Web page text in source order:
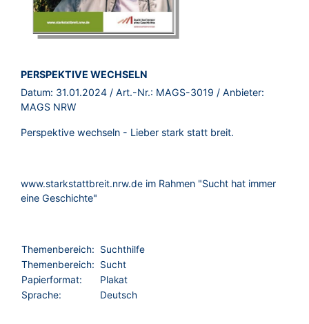
BROSCHÜRE:
PERSPEKTIVE WECHSELN
Datum: 31.01.2024 / Art.-Nr.: MAGS-3019 / Anbieter:
MAGS NRW
Perspektive wechseln - Lieber stark statt breit.
www.starkstattbreit.nrw.de im Rahmen "Sucht hat immer
eine Geschichte"
Themenbereich:
Suchthilfe
Themenbereich:
Sucht
Papierformat:
Plakat
Sprache:
Deutsch